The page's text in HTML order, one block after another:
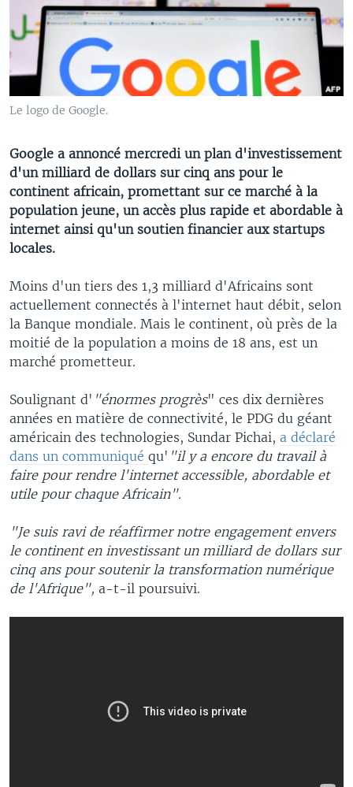
Le logo de Google.
Google a annoncé mercredi un plan d'investissement
d'un milliard de dollars sur cinq ans pour le
continent africain, promettant sur ce marché à la
population jeune, un accès plus rapide et abordable à
internet ainsi qu'un soutien financier aux startups
locales.
Moins d'un tiers des 1,3 milliard d'Africains sont
actuellement connectés à l'internet haut débit, selon
la Banque mondiale. Mais le continent, où près de la
moitié de la population a moins de 18 ans, est un
marché prometteur.
Soulignant d' "énormes progrès" ces dix dernières
années en matière de connectivité, le PDG du géant
américain des technologies, Sundar Pichai, a déclaré
dans un communiqué qu' "il y a encore du travail à
faire pour rendre l'internet accessible, abordable et
utile pour chaque Africain".
"Je suis ravi de réaffirmer notre engagement envers
le continent en investissant un milliard de dollars sur
cinq ans pour soutenir la transformation numérique
de l'Afrique", a-t-il poursuivi.